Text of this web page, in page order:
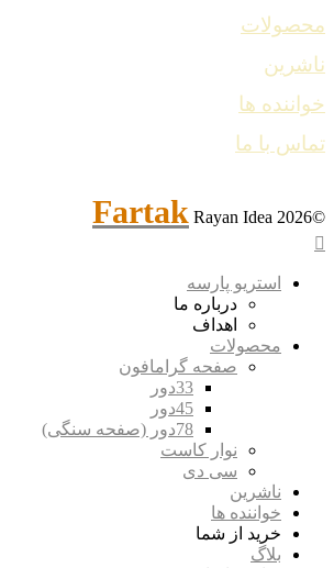
محصولات
ناشرین
خواننده ها
تماس با ما
©2026
FartakRayan Idea
استریو پارسه
درباره ما
اهداف
محصولات
صفحه گرامافون
33دور
45دور
78دور (صفحه سنگی)
نوار کاست
سی دی
ناشرین
خواننده ها
خرید از شما
بلاگ